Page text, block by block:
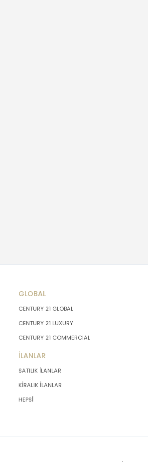
GLOBAL
CENTURY 21 GLOBAL
CENTURY 21 LUXURY
CENTURY 21 COMMERCIAL
İLANLAR
SATILIK İLANLAR
KİRALIK İLANLAR
HEPSİ